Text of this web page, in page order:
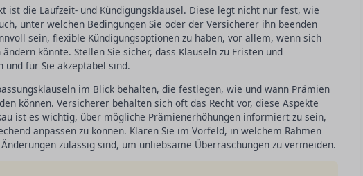
ist die Laufzeit- und Kündigungsklausel. Diese legt nicht nur fest, wie
unter welchen Bedingungen Sie oder der Versicherer ihn beenden
sein, flexible Kündigungsoptionen zu haben, vor allem, wenn sich
könnte. Stellen Sie sicher, dass Klauseln zu Fristen und
für Sie akzeptabel sind.
im Blick behalten, die festlegen, wie und wann Prämien
können. Versicherer behalten sich oft das Recht vor, diese Aspekte
ist es wichtig, über mögliche Prämienerhöhungen informiert zu sein,
anpassen zu können. Klären Sie im Vorfeld, in welchem Rahmen
zulässig sind, um unliebsame Überraschungen zu vermeiden.